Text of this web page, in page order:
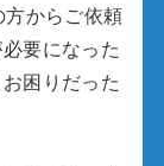
からご依頼
要になった
困りだった